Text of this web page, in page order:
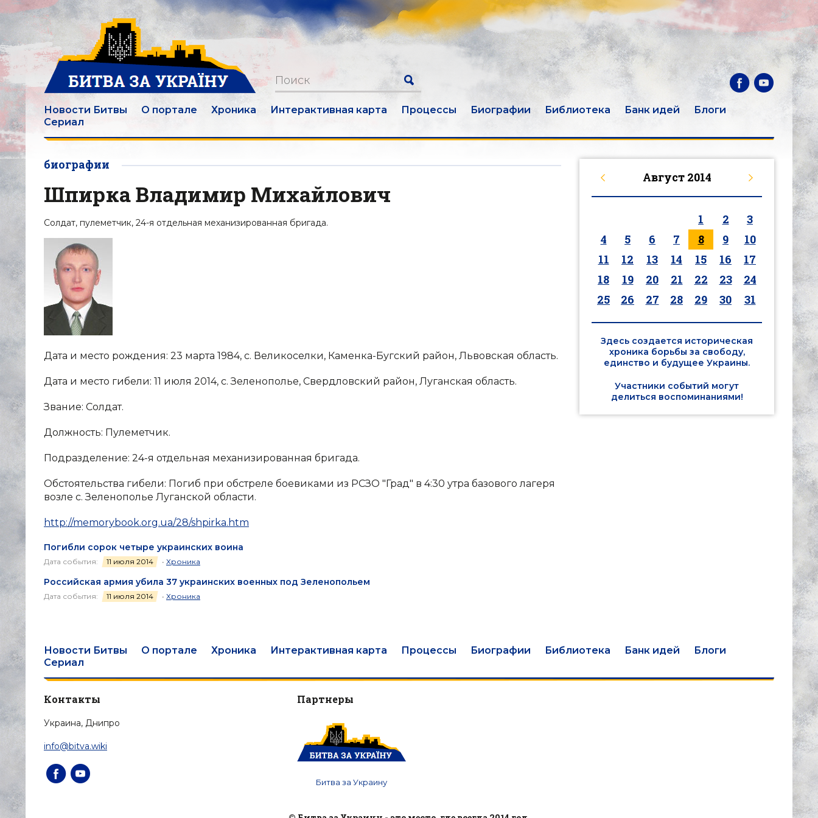
Новости Битвы О портале Хроника Интерактивная карта Процессы Биографии Библиотека Банк идей
Блоги
Сериал
биографии
Шпирка Владимир Михайлович
Солдат, пулеметчик, 24-я отдельная механизированная бригада.
Дата и место рождения: 23 марта 1984, с. Великоселки, Каменка-Бугский район, Львовская область.
Дата и место гибели: 11 июля 2014, с. Зеленополье, Свердловский район, Луганская область.
Звание: Солдат.
Должность: Пулеметчик.
Подразделение: 24-я отдельная механизированная бригада.
Обстоятельства гибели: Погиб при обстреле боевиками из РСЗО "Град" в 4:30 утра базового лагеря
возле с. Зеленополье Луганской области.
http://memorybook.org.ua/28/shpirka.htm
Погибли сорок четыре украинских воина
Дата события: 11 июля 2014 • Хроника
Российская армия убила 37 украинских военных под Зеленопольем
Дата события: 11 июля 2014 • Хроника
Август 2014
1 2
3
4
5 6 7 8 9
10
11
12 13 14 15 16
17
18
19 20 21 22 23
24
25
26 27 28 29 30 31
Здесь создается историческая
хроника борьбы за свободу,
единство и будущее Украины.
Участники событий могут
делиться воспоминаниями!
Новости Битвы О портале Хроника Интерактивная карта Процессы Биографии Библиотека Банк идей
Блоги
Сериал
Контакты
Украина, Днипро
info@bitva.wiki
Партнеры
Битва за Украину